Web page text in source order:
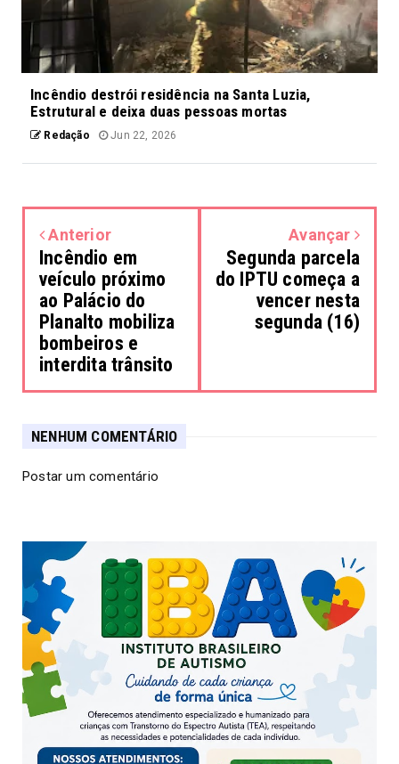
Incêndio destrói residência na Santa Luzia,
Estrutural e deixa duas pessoas mortas
Redação Jun 22, 2026
Anterior
Incêndio em
veículo próximo
ao Palácio do
Planalto mobiliza
bombeiros e
interdita trânsito
Avançar
Segunda parcela
do IPTU começa a
vencer nesta
segunda (16)
NENHUM COMENTÁRIO
Postar um comentário